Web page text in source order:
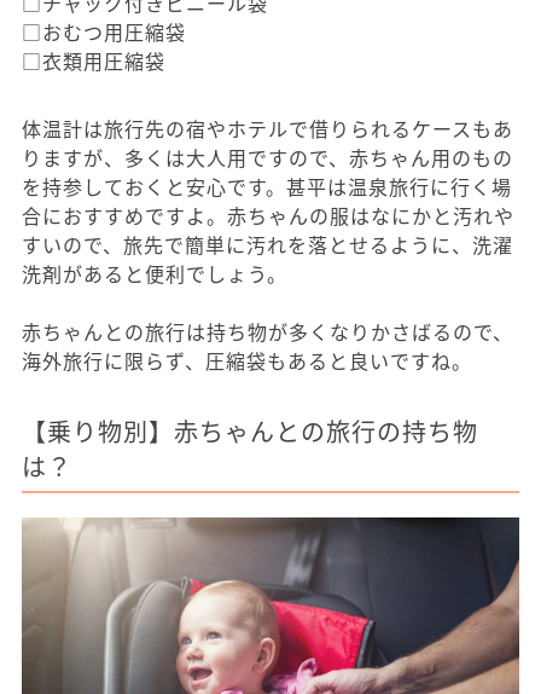
□おむつ用圧縮袋
□衣類用圧縮袋
体温計は旅行先の宿やホテルで借りられるケースもあ
りますが、多くは大人用ですので、赤ちゃん用のもの
を持参しておくと安心です。甚平は温泉旅行に行く場
合におすすめですよ。赤ちゃんの服はなにかと汚れや
すいので、旅先で簡単に汚れを落とせるように、洗濯
洗剤があると便利でしょう。
赤ちゃんとの旅行は持ち物が多くなりかさばるので、
海外旅行に限らず、圧縮袋もあると良いですね。
【乗り物別】赤ちゃんとの旅行の持ち物
は？